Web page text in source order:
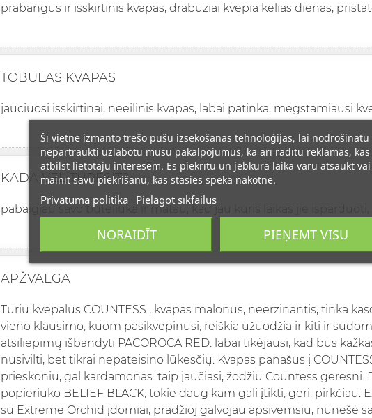
prabangus ir isskirtinis kvapas, drabuziai kvepia kelias dienas,
TOBULAS KVAPAS
jauciuosi isskirtinai, neeilinis kvapas, labai patinka, megstamiausi
KADA VEL TURESIT?
pabaigiau savo buteliuka ir matau, kad jau kuris laikas jie isparduoti,
APŽVALGA
Turiu kvepalus COUNTESS , kvapas malonus, neerzinantis, tinka
vieno klausimo, kuom pasikvepinusi, reiškia užuodžia ir kiti ir
atsiliepimų išbandyti PACOROCA RED. labai tikėjausi, kad bus
nusivilti, bet tikrai nepateisino lūkesčių. Kvapas panašus į
prieskoniu, gal kardamonas. taip jaučiasi, žodžiu Countess geresni.
popieriuko BELIEF BLACK, tokie daug kam gali įtikti, geri, pirkčiau.
su Extreme Orchid įdomiai, pradžioj galvojau apsivemsiu, nunešė
Šī vietne izmanto trešo pušu izsekošanas tehnoloģijas, lai nodrošinātu
nepārtraukti uzlabotu mūsu pakalpojumus, kā arī rādītu reklāmas, kas
atbilst lietotāju interesēm. Es piekrītu un jebkurā laikā varu atsaukt vai
mainīt savu piekrišanu, kas stāsies spēkā nākotnē.
Privātuma politika Pielāgot sīkfailus
NORAIDĪT PIEŅEMT VISU